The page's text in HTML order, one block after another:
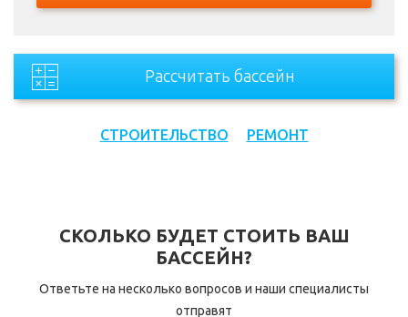
Рассчитать бассейн
СТРОИТЕЛЬСТВО РЕМОНТ
СКОЛЬКО БУДЕТ СТОИТЬ ВАШ
БАССЕЙН?
Ответьте на несколько вопросов и наши специалисты
отправят